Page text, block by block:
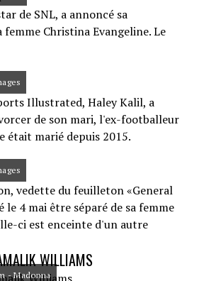
de SNL, a annoncé sa
femme Christina Evangeline. Le
Illustrated, Haley Kalil, a
de son mari, l'ex-footballeur
était marié depuis 2015.
vedette du feuilleton «General
le 4 mai être séparé de sa femme
ci est enceinte d'un autre
WILLIAMS
- Madonna